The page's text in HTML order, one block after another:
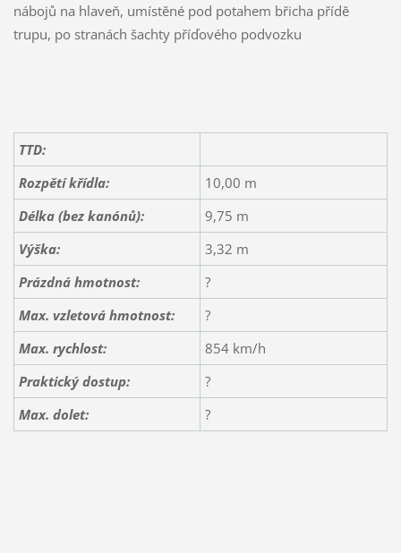
nábojů na hlaveň, umístěné pod potahem břicha přídě
trupu, po stranách šachty příďového podvozku
TTD:
Rozpětí křídla:
10,00 m
Délka (bez kanónů):
9,75 m
Výška:
3,32 m
Prázdná hmotnost:
?
Max. vzletová hmotnost:
?
Max. rychlost:
854 km/h
Praktický dostup:
?
Max. dolet:
?